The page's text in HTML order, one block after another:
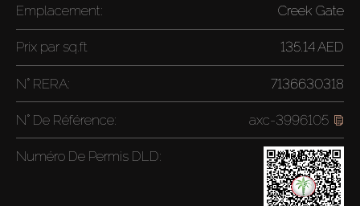
Emplacement: Creek Gate
Prix par sq.ft 135.14 AED
N° RERA: 7136630318
N° De Référence: axc-3996105
Numéro De Permis DLD: